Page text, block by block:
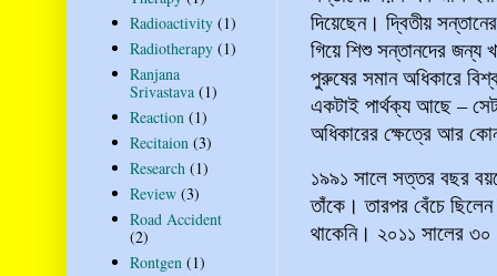
দিয়েছেন। দ্বিতীয়
গিয়ে শিশু সন্তানদের জন্য
পুরুষের সমান অধিকারে
একটাই পার্থক্য আছে –
অধিকারের ক্ষেত্রে আর
১৯৯১ সালে সত্তর বছর
তাঁকে। তারপর বেঁচে
থাকেনি। ২০১১ সালের
Radioactivity (1)
Radiotherapy (1)
Ranjana
Srivastava (1)
Reaction (1)
Recitaion (3)
Research (1)
Review (3)
Road Accident
(2)
Rontgen (1)